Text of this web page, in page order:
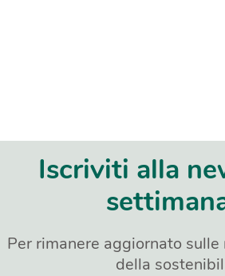
Iscriviti alla
Per rimanere aggiornato
della